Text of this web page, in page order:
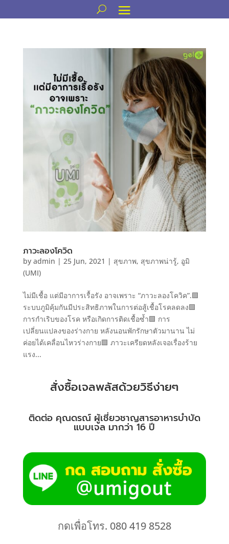
ภาวะลองโควิด
by admin | 25 Jun, 2021 | สุขภาพ, สุขภาพน่ารู้, อูมิ
(UMI)
ไม่มีเชื้อ แต่มีอาการเรื้อรัง อาจเพราะ “ภาวะลองโควิค”.🟩
ระบบภูมิคุ้มกันมีประสิทธิภาพในการต่อสู้เชื้อโรคลดลง🟩
การกำเริบของโรค หรือเกิดการติดเชื้อซ้ำ🟩 การ
เปลี่ยนแปลงของร่างกาย หลังนอนพักรักษาตัวมานาน ไม่
ค่อยได้เคลื่อนไหวร่างกาย🟩 ภาวะเครียดหลังเจอเรื่องร้าย
แรง...
สั่งซื้อเจลพลัสด้วยวิธีง่ายๆ
ติดต่อ คุณดรณ์ ผู้เชี่ยวชาญสารอาหารบำบัด
แบบเจล มากว่า 16 ปี
กดเพื่อโทร. 080 419 8528